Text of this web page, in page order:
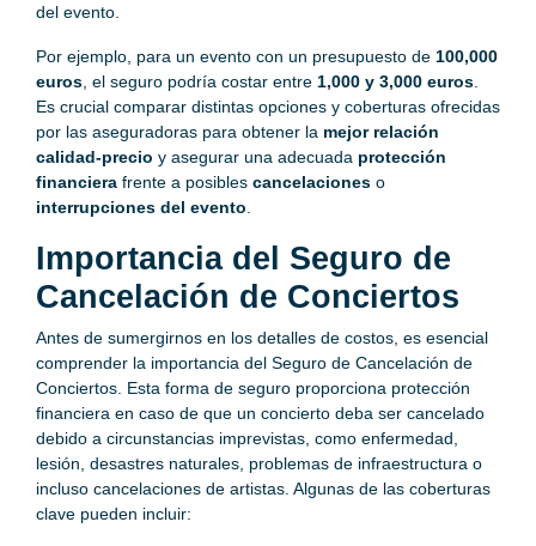
del evento.
Por ejemplo, para un evento con un presupuesto de 100,000
euros , el seguro podría costar entre 1,000 y 3,000 euros
Es crucial comparar distintas opciones y coberturas ofrecidas
por las aseguradoras para obtener la mejor relación
calidad-precio y asegurar una adecuada protección
financiera frente a posibles cancelaciones o
interrupciones del evento
Importancia del Seguro de
Cancelación de Conciertos
Antes de sumergirnos en los detalles de costos, es esencial
comprender la importancia del Seguro de Cancelación de
Conciertos. Esta forma de seguro proporciona protección
financiera en caso de que un concierto deba ser cancelado
debido a circunstancias imprevistas, como enfermedad,
lesión, desastres naturales, problemas de infraestructura o
incluso cancelaciones de artistas. Algunas de las coberturas
clave pueden incluir: